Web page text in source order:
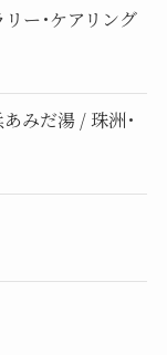
リー･ケアリング
みだ湯 / 珠洲･